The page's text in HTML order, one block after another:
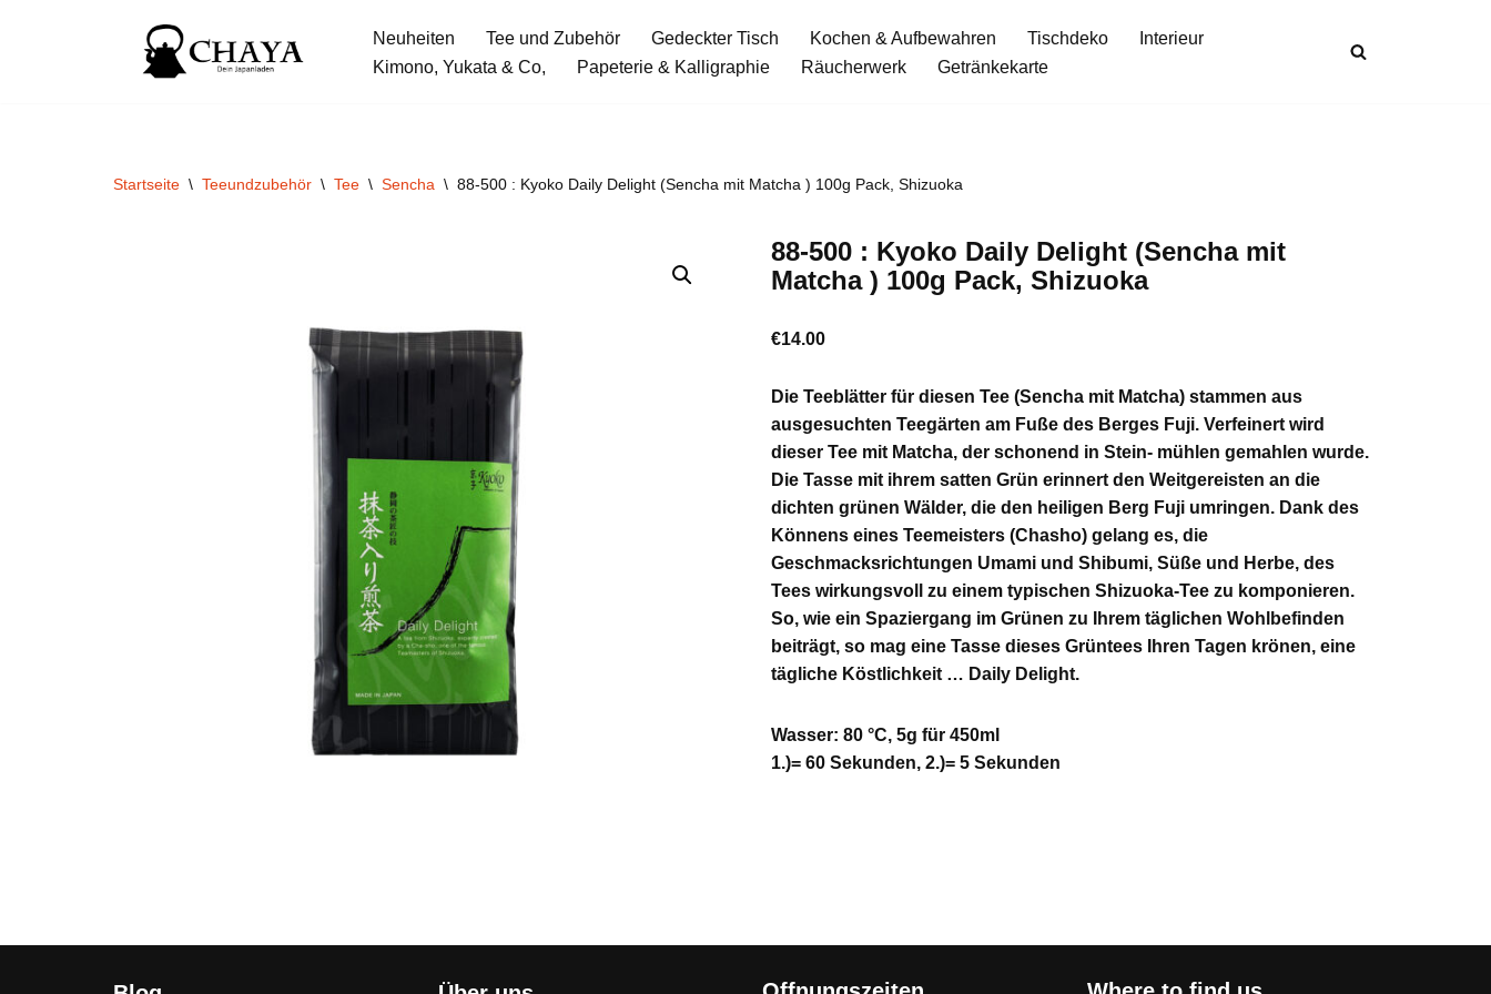
Neuheiten Tee und Zubehör Gedeckter Tisch Kochen & Aufbewahren Tischdeko
Interieur
Kimono, Yukata & Co,
Papeterie & Kalligraphie Räucherwerk Getränkekarte
Startseite \ Teeundzubehör \ Tee \ Sencha \ 88-500 : Kyoko Daily Delight (Sencha mit Matcha ) 100g Pack, Shizuoka
88-500 : Kyoko Daily Delight (Sencha mit
Matcha ) 100g Pack, Shizuoka
€14.00
Die Teeblätter für diesen Tee (Sencha mit Matcha) stammen aus
ausgesuchten Teegärten am Fuße des Berges Fuji. Verfeinert wird
dieser Tee mit Matcha, der schonend in Stein- mühlen gemahlen wurde.
Die Tasse mit ihrem satten Grün erinnert den Weitgereisten an die
dichten grünen Wälder, die den heiligen Berg Fuji umringen. Dank des
Könnens eines Teemeisters (Chasho) gelang es, die
Geschmacksrichtungen Umami und Shibumi, Süße und Herbe, des
Tees wirkungsvoll zu einem typischen Shizuoka-Tee zu komponieren.
So, wie ein Spaziergang im Grünen zu Ihrem täglichen Wohlbefinden
beiträgt, so mag eine Tasse dieses Grüntees Ihren Tagen krönen, eine
tägliche Köstlichkeit … Daily Delight.
Wasser: 80 °C, 5g für 450ml
1.)= 60 Sekunden, 2.)= 5 Sekunden